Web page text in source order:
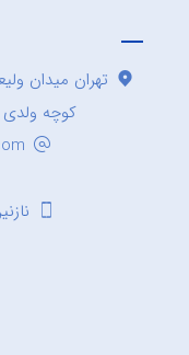
تهران میدان
کوچه ولدی پلاک ۳۹